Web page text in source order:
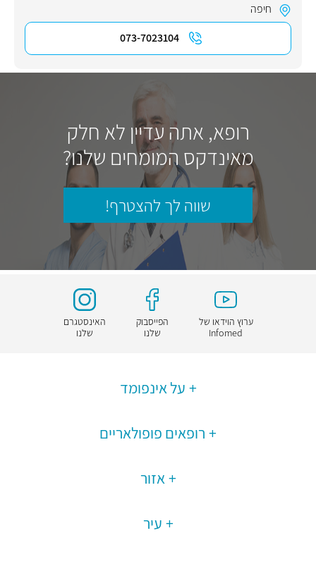
חיפה
073-7023104
רופא, אתה עדיין לא חלק
מאינדקס המומחים שלנו?
שווה לך להצטרף!
ערוץ הוידאו של
Infomed
הפייסבוק
שלנו
האינסטגרם
שלנו
על אינפומד
רופאים פופולאריים
אזור
עיר